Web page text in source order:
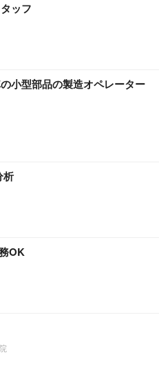
ッフ
小型部品の製造オペレーター
析
OK